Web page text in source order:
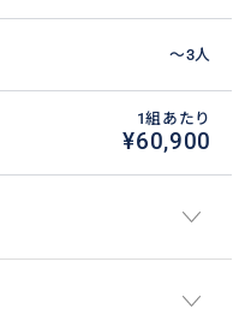
〜3人
1組あたり
¥60,900